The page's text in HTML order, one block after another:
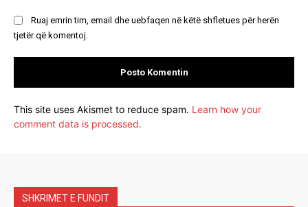
Ruaj emrin tim, email dhe uebfaqen në këtë shfletues për herën
tjetër që komentoj.
This site uses Akismet to reduce spam. Learn how your
comment data is processed.
SHKRIMET E FUNDIT